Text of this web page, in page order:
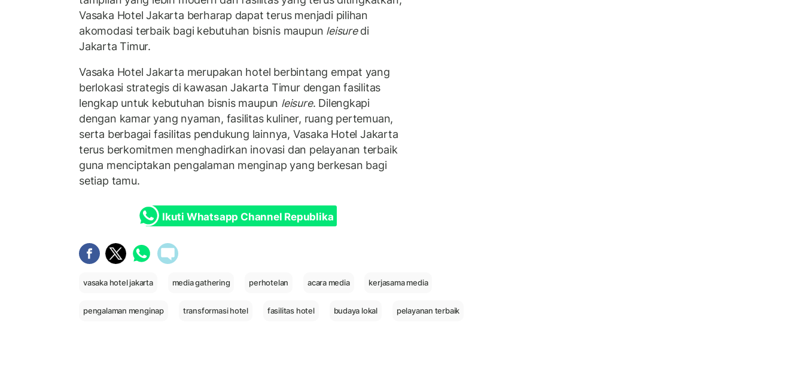
Vasaka Hotel Jakarta berharap dapat terus menjadi pilihan
akomodasi terbaik bagi kebutuhan bisnis maupun leisuredi
Jakarta Timur.
Vasaka Hotel Jakarta merupakan hotel berbintang empat yang
berlokasi strategis di kawasan Jakarta Timur dengan fasilitas
lengkap untuk kebutuhan bisnis maupun leisure. Dilengkapi
dengan kamar yang nyaman, fasilitas kuliner, ruang pertemuan,
serta berbagai fasilitas pendukung lainnya, Vasaka Hotel Jakarta
terus berkomitmen menghadirkan inovasi dan pelayanan terbaik
guna menciptakan pengalaman menginap yang berkesan bagi
setiap tamu.
Ikuti Whatsapp Channel Republika
vasaka hotel jakarta media gathering perhotelan acara media kerjasama media
pengalaman menginap transformasi hotel fasilitas hotel budaya lokal pelayanan terbaik